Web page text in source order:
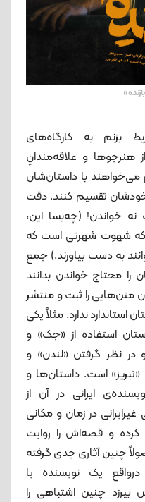
بزنم به کارگاه‌های
هنرجوها و علاقه‌مندانِ
می‌خواهند با داستان‌شان
خودشان تقسیم کنند. دقت
خواندن! (چه‌بسا این،
شهوت شهرتی است که
به دست بیاورند.) جمع
را محتاج خواندن بدانند
متن‌هایی را ثبت و منتشر
استاندارد ندارد. مثلاً یکی
استفاده از «جک» و
در نظر گرفتن «لندن» و
«تبریز» است. داستان‌ها و
ایرانی در آن از
در زمان و مکانی
کرده و قصه‌اش را روایت
چنین آثاری جدی گرفته
یک نویسنده یا
چنین اشتباهی را